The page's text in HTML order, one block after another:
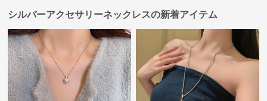
シルバーアクセサリーネックレスの新着アイテム